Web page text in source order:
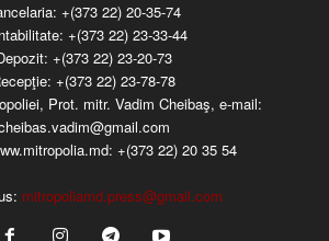
+(373 22) 20-35-74
+(373 22) 23-33-44
+(373 22) 23-20-73
+(373 22) 23-78-78
Prot. mitr. Vadim Cheibaş, e-mail:
+(373 22) 20 35 54
mitropoliamd.press@gmail.com